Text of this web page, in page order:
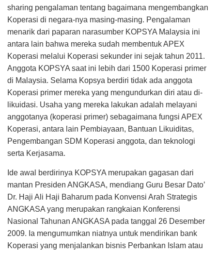
sharing pengalaman tentang bagaimana mengembangkan
Koperasi di negara-nya masing-masing. Pengalaman
menarik dari paparan narasumber KOPSYA Malaysia ini
antara lain bahwa mereka sudah membentuk APEX
Koperasi melalui Koperasi sekunder ini sejak tahun 2011.
Anggota KOPSYA saat ini lebih dari 1500 Koperasi primer
di Malaysia. Selama Kopsya berdiri tidak ada anggota
Koperasi primer mereka yang mengundurkan diri atau di-
likuidasi. Usaha yang mereka lakukan adalah melayani
anggotanya (koperasi primer) sebagaimana fungsi APEX
Koperasi, antara lain Pembiayaan, Bantuan Likuiditas,
Pengembangan SDM Koperasi anggota, dan teknologi
serta Kerjasama.
Ide awal berdirinya KOPSYA merupakan gagasan dari
mantan Presiden ANGKASA, mendiang Guru Besar Dato’
Dr. Haji Ali Haji Baharum pada Konvensi Arah Strategis
ANGKASA yang merupakan rangkaian Konferensi
Nasional Tahunan ANGKASA pada tanggal 26 Desember
2009. Ia mengumumkan niatnya untuk mendirikan bank
Koperasi yang menjalankan bisnis Perbankan Islam atau